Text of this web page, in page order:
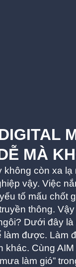
MÀ
không còn xa
vậy. Việc
tố mấu chốt
thông.
Dưới đây
được. Làm
khác. Cùng
làm gió”